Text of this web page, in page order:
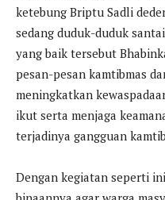
ketebung Briptu Sadli
sedang duduk-duduk
yang baik tersebut
pesan-pesan kamtibmas
meningkatkan
ikut serta menjaga
terjadinya gangguan
Dengan kegiatan seperti